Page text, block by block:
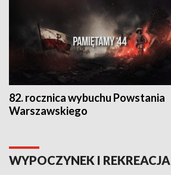
82. rocznica wybuchu Powstania
Warszawskiego
WYPOCZYNEK I REKREACJA